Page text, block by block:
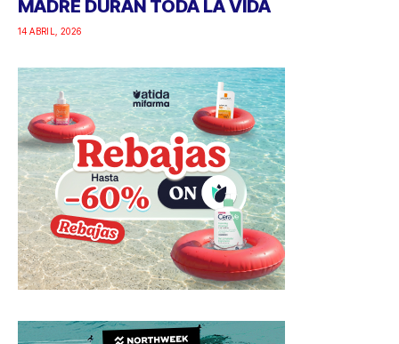
MADRE DURAN TODA LA VIDA
14 ABRIL, 2026